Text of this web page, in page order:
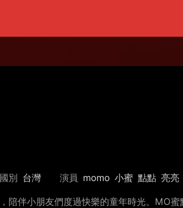
國別 台灣 演員 momo 小蜜 點點 亮亮
陪伴小朋友們度過快樂的童年時光。MO